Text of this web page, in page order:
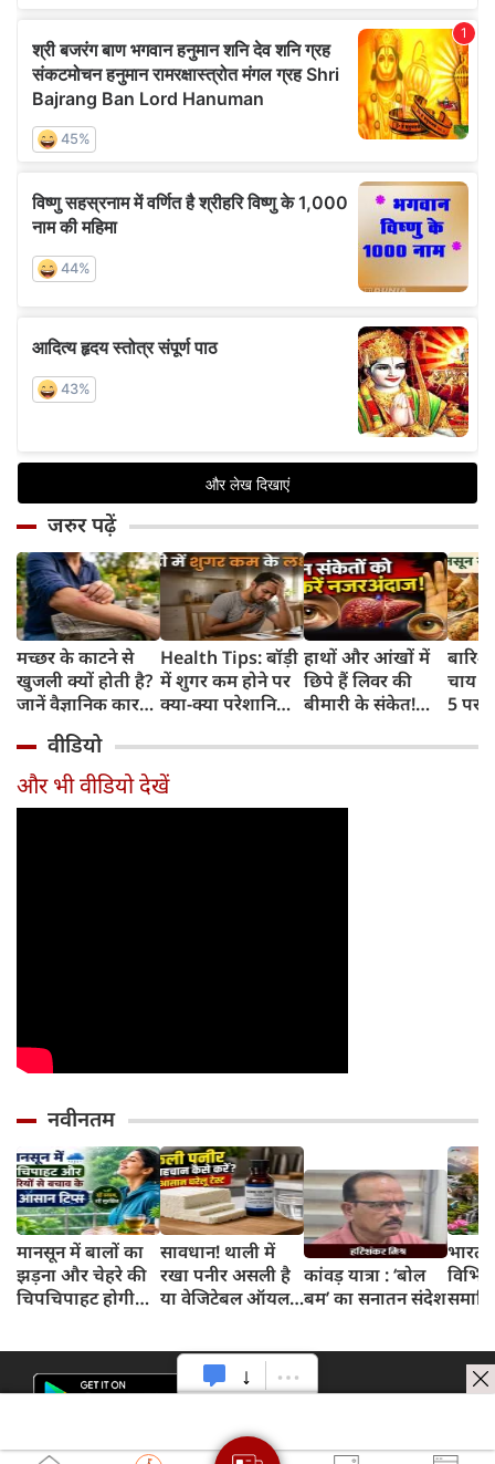
जरुर पढ़ें
मच्छर के काटने से
खुजली क्यों होती है?
जानें वैज्ञानिक कारण
Health Tips: बॉड़ी
में शुगर कम होने पर
क्या-क्या परेशानियां
बातें
हाथों और आंखों में
छिपे हैं लिवर की
बीमारी के संकेत!
नजरअंदाज
चाय
5
वीडियो
और भी वीडियो देखें
नवीनतम
मानसून में बालों का
झड़ना और चेहरे की
चिपचिपाहट होगी
ये 5 लाइफस्टाइल
टिप्स
सावधान! थाली में
रखा पनीर असली है
या वेजिटेबल ऑयल
जानें सच्चाई
कांवड़ यात्रा : ‘बोल
बम’ का सनातन संदेश
भारत